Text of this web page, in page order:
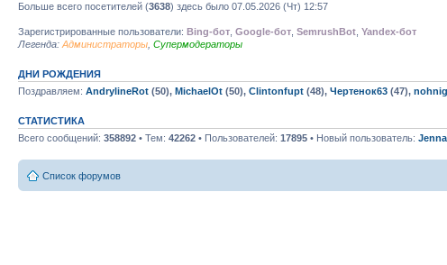
Больше всего посетителей (3638) здесь было 07.05.2026 (Чт) 12:57
Зарегистрированные пользователи: Bing-бот Google-бот SemrushBot Yandex-бот
Легенда: Администраторы Супермодераторы
ДНИ РОЖДЕНИЯ
Поздравляем: AndrylineRot (50), MichaelOt (50), Clintonfupt (48), Чертенок63 (47),
СТАТИСТИКА
Всего сообщений: 358892 • Тем: 42262 • Пользователей: 17895 • Новый пользователь:
Список форумов